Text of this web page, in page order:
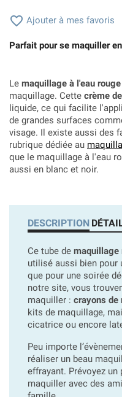
 Ajouter à mes favoris
Parfait pour se maquiller
Le maquillage à l'eau rouge
maquillage. Cette crème
liquide, ce qui facilite
de grandes surfaces
visage. Il existe aussi des
rubrique dédiée au
que le maquillage à l'eau
aussi en blanc et noir.
DESCRIPTION
Ce tube de maquillage
utilisé aussi bien pour
que pour une soirée
notre site, vous
maquiller : crayons de
kits de maquillage,
cicatrice ou encore
Peu importe
réaliser un beau
effrayant. Prévoyez un
maquiller avec des